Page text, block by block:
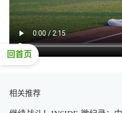
回首页
相关推荐